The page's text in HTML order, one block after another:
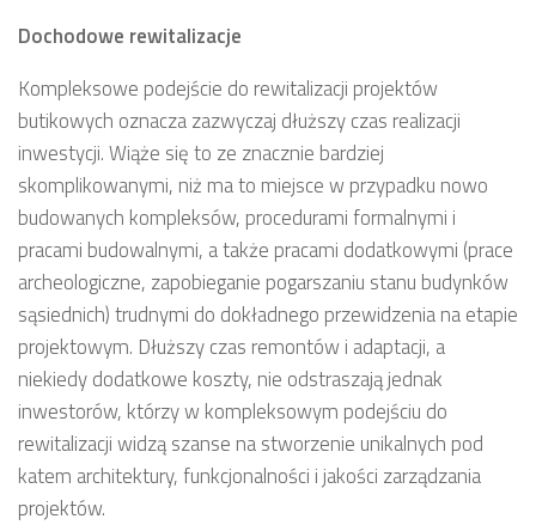
Dochodowe rewitalizacje
Kompleksowe podejście do rewitalizacji projektów
butikowych oznacza zazwyczaj dłuższy czas realizacji
inwestycji. Wiąże się to ze znacznie bardziej
skomplikowanymi, niż ma to miejsce w przypadku nowo
budowanych kompleksów, procedurami formalnymi i
pracami budowalnymi, a także pracami dodatkowymi (prace
archeologiczne, zapobieganie pogarszaniu stanu budynków
sąsiednich) trudnymi do dokładnego przewidzenia na etapie
projektowym. Dłuższy czas remontów i adaptacji, a
niekiedy dodatkowe koszty, nie odstraszają jednak
inwestorów, którzy w kompleksowym podejściu do
rewitalizacji widzą szanse na stworzenie unikalnych pod
katem architektury, funkcjonalności i jakości zarządzania
projektów.